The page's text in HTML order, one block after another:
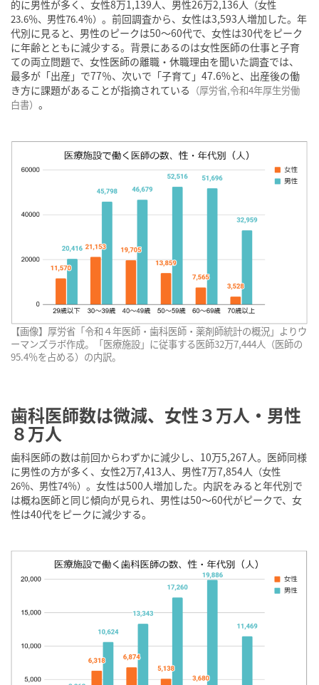
的に男性が多く、女性8万1,139人、男性26万2,136人 （女性
23.6％、男性76.4％） 。前回調査から、女性は3,593人増加した。年
代別に見ると、男性のピークは50〜60代で、女性は30代をピーク
に年齢とともに減少する。背景にあるのは女性医師の仕事と子育
ての両立問題で、女性医師の離職・休職理由を聞いた調査では、
最多が「出産」で77％、次いで「子育て」47.6%と、出産後の働
き方に課題があることが指摘されている （厚労省,令和4年厚生労働
白書） 。
【画像】厚労省「令和４年医師・歯科医師・薬剤師統計の概況」よりウ
ーマンズラボ作成。「医療施設」に従事する医師32万7,444人（医師の
95.4％を占める）の内訳。
歯科医師数は微減、女性３万人・男性
８万人
歯科医師の数は前回からわずかに減少し、10万5,267人。医師同様
に男性の方が多く、女性2万7,413人、男性7万7,854人 （女性
26％、男性74％） 。女性は500人増加した。内訳をみると年代別で
は概ね医師と同じ傾向が見られ、男性は50〜60代がピークで、女
性は40代をピークに減少する。